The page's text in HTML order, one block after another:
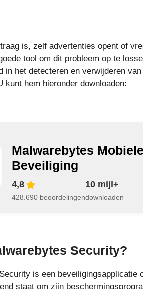
is, zelf advertenties opent of
tool om dit probleem op te
in het detecteren en verwijderen
kunt hem hieronder downloaden:
Malwarebytes Mobiele
Beveiliging
4,8
428.690 beoordelingen
10 mijl+
downloaden
Security?
is een
staat om zijn